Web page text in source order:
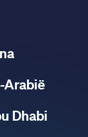
Arabië
Dhabi